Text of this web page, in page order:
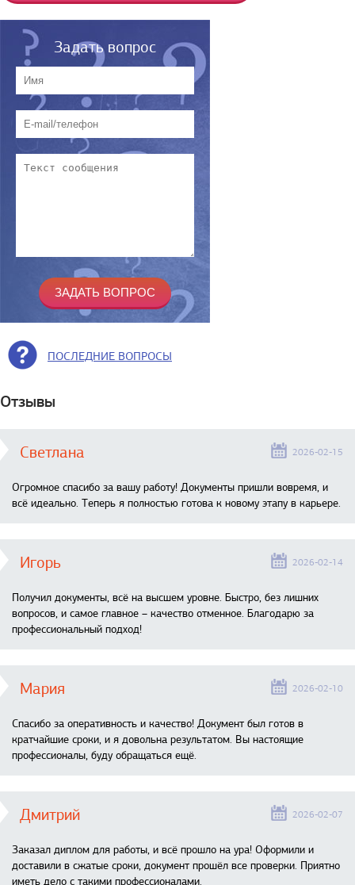
Задать вопрос
ПОСЛЕДНИЕ ВОПРОСЫ
Отзывы
Светлана 2026-02-15
Огромное спасибо за вашу работу! Документы пришли вовремя, и
всё идеально. Теперь я полностью готова к новому этапу в карьере.
Игорь 2026-02-14
Получил документы, всё на высшем уровне. Быстро, без лишних
вопросов, и самое главное – качество отменное. Благодарю за
профессиональный подход!
Мария 2026-02-10
Спасибо за оперативность и качество! Документ был готов в
кратчайшие сроки, и я довольна результатом. Вы настоящие
профессионалы, буду обращаться ещё.
Дмитрий 2026-02-07
Заказал диплом для работы, и всё прошло на ура! Оформили и
доставили в сжатые сроки, документ прошёл все проверки. Приятно
иметь дело с такими профессионалами.